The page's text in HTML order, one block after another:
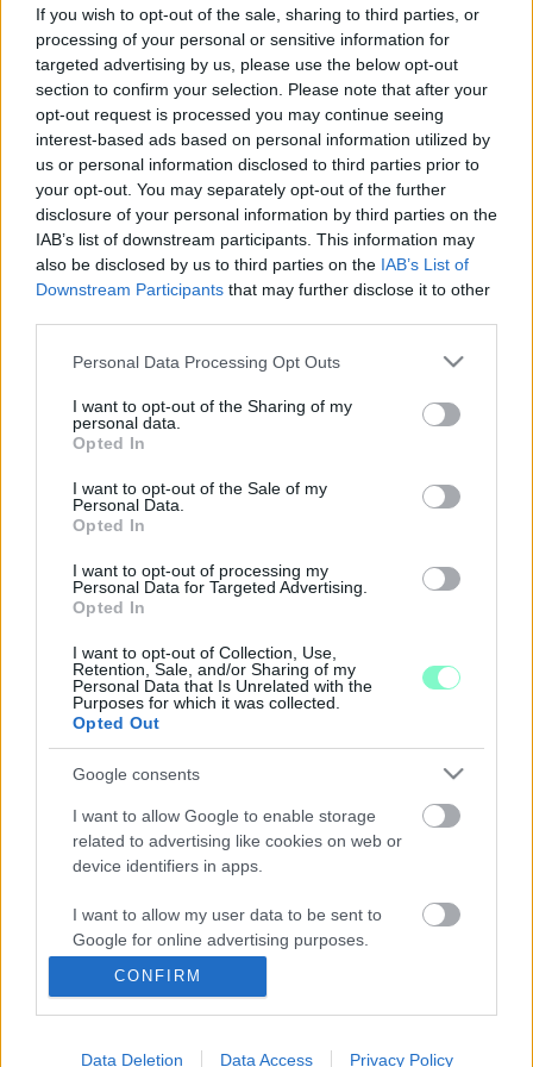
If you wish to opt-out of the sale, sharing to third parties, or
processing of your personal or sensitive information for
targeted advertising by us, please use the below opt-out
section to confirm your selection. Please note that after your
opt-out request is processed you may continue seeing
interest-based ads based on personal information utilized by
us or personal information disclosed to third parties prior to
your opt-out. You may separately opt-out of the further
disclosure of your personal information by third parties on the
IAB’s list of downstream participants. This information may
also be disclosed by us to third parties on the IAB’s List of
Downstream Participants that may further disclose it to other
Please note that this website/app uses one or more Google
not limited to your visit or usage behaviour. You may click to
grant or deny consent to Google and its third-party tags to
use your data for below specified purposes in below Google
consent section.
Personal Data Processing Opt Outs
I want to opt-out of the Sharing of my
personal data.
Opted In
I want to opt-out of the Sale of my
Personal Data.
Opted In
I want to opt-out of processing my
Personal Data for Targeted Advertising.
Opted In
I want to opt-out of Collection, Use,
Retention, Sale, and/or Sharing of my
Personal Data that Is Unrelated with the
Purposes for which it was collected.
Opted Out
Google consents
I want to allow Google to enable storage
related to advertising like cookies on web or
device identifiers in apps.
I want to allow my user data to be sent to
Google for online advertising purposes.
personalized advertising.
I want to allow Google to enable storage
CONFIRM
Data Deletion Data Access Privacy Policy
LACZKOVITS-TAKÁCS TÍMEA VAGY INGYEN
DOLGOZIK AZ MCC-NEK, VAGY ELFELEJTETTE
MEGEMLÍTENI AZ OTT KERESETT PÉNZT A
VAGYONNYILATKOZATÁBAN
2026. február. 24. 08:14
Még nyáron ígérte, hogy majd a bevallásából minden kiderül, de
nem így lett - a képviselőt és az MCC-t is kerestük ezügyben,
hiába.
MEGMUTATTA MAGÁT A KÖZEL MÁSFÉL
MILLIÁRD FORINTBÓL MEGÚJULÓ
SZOMBATHELYI TAKÁTS-HÁZ
LACZKOVITS-TAKÁCS TÍMEA AZ MCC-NÉL
2025. július. 17. 12:14
A tehetséggondozó műhely győri képviseletének új
volt ilyen pozíció.
1 MILLIÁRD 259 MILLIÓ FORINTÉRT ÚJÍTJÁK
2025. március. 10. 17:11
Januárban jelentették be, hogy megújul a Takáts-ház.
NYOMOZ A RENDŐRSÉG AZ MCC
KÖZBESZERZÉSEI MIATT
2025. január. 22. 13:45
A tehetséggondozó éppen most állt neki egy-egy beruházásnak
Győrben és Szombathelyen is. Ezek a projektek is érintve
lehetnek.
A MEGHÍVÓ SZERINT HENDE CSABA IS
BESZÉDDEL ÜDVÖZÖLTE VOLNA AZ MCC
SZOMBATHELYI ÉPÜLETÉNEK FELÚJÍTÁSÁT, A
PARLAMENTI KÉPVISELŐ AZONBAN NEM
JELENT MEG
2025. január. 08. 17:44
Illés Károly, és Puskás Tivadar azonban megjelent a
rendezvényen. Előbbi miatt, fel is állították a gyerekeket, hogy ő